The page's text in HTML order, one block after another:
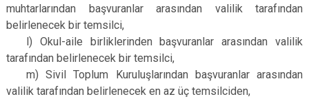
muhtarlarından başvuranlar arasından valilik tarafından
belirlenecek bir temsilci,
l) Okul-aile birliklerinden başvuranlar arasından valilik
tarafından belirlenecek bir temsilci,
m) Sivil Toplum Kuruluşlarından başvuranlar arasından
valilik tarafından belirlenecek en az üç temsilciden,